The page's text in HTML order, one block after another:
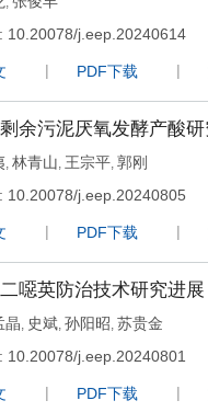
10.20078/j.eep.20240614
PDF下载
余污泥厌氧发酵产酸
, 林青山, 王宗平, 郭刚
10.20078/j.eep.20240805
PDF下载
噁英防治技术研究进展
晶, 史斌, 孙阳昭, 苏贵金
10.20078/j.eep.20240801
PDF下载